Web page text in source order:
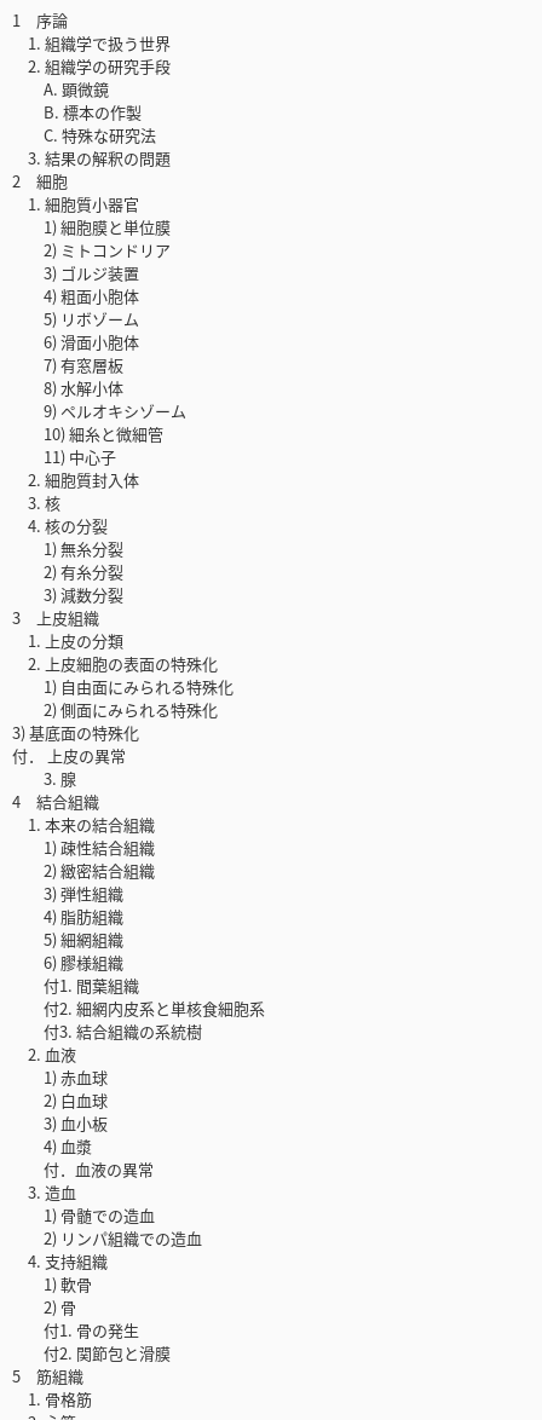
1 序論
1. 組織学で扱う世界
2. 組織学の研究手段
A. 顕微鏡
B. 標本の作製
C. 特殊な研究法
3. 結果の解釈の問題
2 細胞
1. 細胞質小器官
1) 細胞膜と単位膜
2) ミトコンドリア
3) ゴルジ装置
4) 粗面小胞体
5) リボゾーム
6) 滑面小胞体
7) 有窓層板
8) 水解小体
9) ペルオキシゾーム
10) 細糸と微細管
11) 中心子
2. 細胞質封入体
3. 核
4. 核の分裂
1) 無糸分裂
2) 有糸分裂
3) 減数分裂
3 上皮組織
1. 上皮の分類
2. 上皮細胞の表面の特殊化
1) 自由面にみられる特殊化
2) 側面にみられる特殊化
3) 基底面の特殊化
付． 上皮の異常
3. 腺
4 結合組織
1. 本来の結合組織
1) 疎性結合組織
2) 緻密結合組織
3) 弾性組織
4) 脂肪組織
5) 細網組織
6) 膠様組織
付1. 間葉組織
付2. 細網内皮系と単核食細胞系
付3. 結合組織の系統樹
2. 血液
1) 赤血球
2) 白血球
3) 血小板
4) 血漿
付．血液の異常
3. 造血
1) 骨髄での造血
2) リンパ組織での造血
4. 支持組織
1) 軟骨
2) 骨
付1. 骨の発生
付2. 関節包と滑膜
5 筋組織
1. 骨格筋